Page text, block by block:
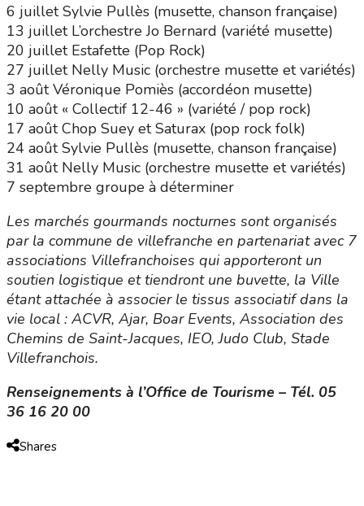
6 juillet Sylvie Pullès (musette, chanson française)
13 juillet L’orchestre Jo Bernard (variété musette)
20 juillet Estafette (Pop Rock)
27 juillet Nelly Music (orchestre musette et variétés)
3 août Véronique Pomiès (accordéon musette)
10 août « Collectif 12-46 » (variété / pop rock)
17 août Chop Suey et Saturax (pop rock folk)
24 août Sylvie Pullès (musette, chanson française)
31 août Nelly Music (orchestre musette et variétés)
7 septembre groupe à déterminer
Les marchés gourmands nocturnes sont organisés
par la commune de villefranche en partenariat avec 7
associations Villefranchoises qui apporteront un
soutien logistique et tiendront une buvette, la Ville
étant attachée à associer le tissus associatif dans la
vie local : ACVR, Ajar, Boar Events, Association des
Chemins de Saint-Jacques, IEO, Judo Club, Stade
Villefranchois.
Renseignements à l’Office de Tourisme – Tél. 05
36 16 20 00
Shares